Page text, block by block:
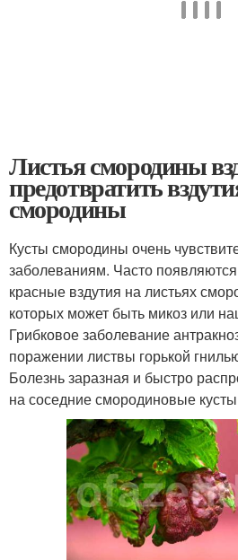
Листья смородины
предотвратить
смородины
Кусты смородины очень
заболеваниям. Часто
красные вздутия на листьях
которых может быть микоз или
Грибковое заболевание
поражении листвы горькой
Болезнь заразная и быстро
на соседние смородиновые